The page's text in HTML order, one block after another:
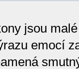
jsou
emocí